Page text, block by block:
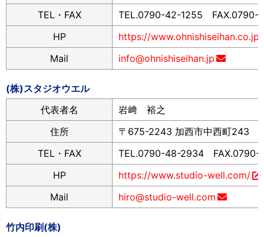
TEL・FAX
TEL.0790-42-1255 FAX.0790-
HP
https://www.ohnishiseihan.co.jp/
Mail
info@ohnishiseihan.jp
(株)スタジオウエル
代表者名
岩﨑 裕之
住所
〒675-2243 加西市中西町243
TEL・FAX
TEL.0790-48-2934 FAX.0790-
HP
https://www.studio-well.com/
Mail
hiro@studio-well.com
竹内印刷(株)